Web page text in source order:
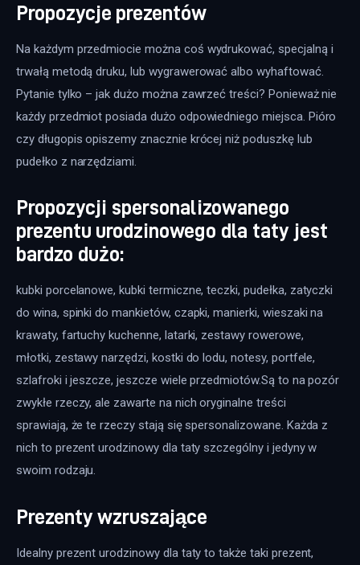
Propozycje prezentów
Na każdym przedmiocie można coś wydrukować, specjalną i
trwałą metodą druku, lub wygrawerować albo wyhaftować.
Pytanie tylko – jak dużo można zawrzeć treści? Ponieważ nie
każdy przedmiot posiada dużo odpowiedniego miejsca. Pióro
czy długopis opiszemy znacznie krócej niż poduszkę lub
pudełko z narzędziami.
Propozycji spersonalizowanego
prezentu urodzinowego dla taty jest
bardzo dużo:
kubki porcelanowe, kubki termiczne, teczki, pudełka, zatyczki
do wina, spinki do mankietów, czapki, manierki, wieszaki na
krawaty, fartuchy kuchenne, latarki, zestawy rowerowe,
młotki, zestawy narzędzi, kostki do lodu, notesy, portfele,
szlafroki i jeszcze, jeszcze wiele przedmiotów.Są to na pozór
zwykłe rzeczy, ale zawarte na nich oryginalne treści
sprawiają, że te rzeczy stają się spersonalizowane. Każda z
nich to prezent urodzinowy dla taty szczególny i jedyny w
swoim rodzaju.
Prezenty wzruszające
Idealny prezent urodzinowy dla taty to także taki prezent,